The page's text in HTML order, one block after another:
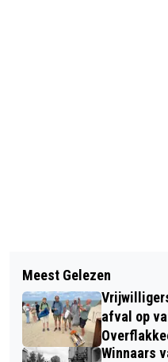
DIT IS DE
WEEK 27 IN 2025
VOOR
Meest Gelezen
afval op
Winnaars